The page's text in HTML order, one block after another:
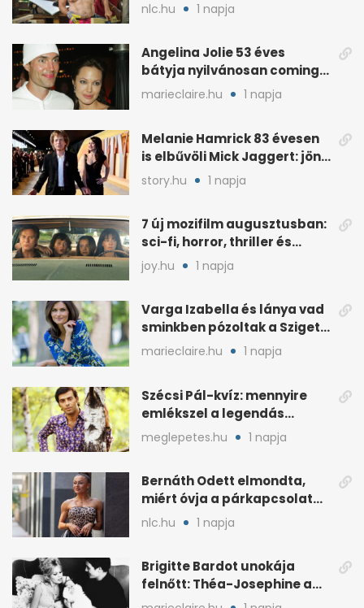
nlc.hu 1 napja
Angelina Jolie 53 éves
bátyja nyilvánosan coming
outolt, volt felesége
marieclaire.hu 1 napja
Melanie Hamrick 83 évesen
is elbűvöli Mick Jaggert: jön
az esküvő?
story.hu 1 napja
7 új mozifilm augusztusban:
sci-fi, horror, thriller és
könnyedebb címek
joy.hu 1 napja
Varga Izabella és lánya vad
sminkben pózoltak a Sziget
előtt
marieclaire.hu 1 napja
Szécsi Pál-kvíz: mennyire
emlékszel a legendás
énekes történetére?
meglepetes.hu 1 napja
Bernáth Odett elmondta,
miért óvja a párkapcsolatát
a nyilvánosságtól
nlc.hu 1 napja
Brigitte Bardot unokája
felnőtt: Théa-Josephine a
nagymamájára hasonlít